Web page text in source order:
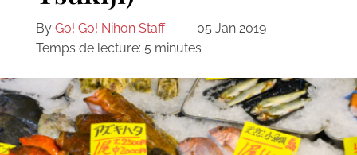
By Go! Go! Nihon Staff
05 Jan 2019
Temps de lecture: 5 minutes